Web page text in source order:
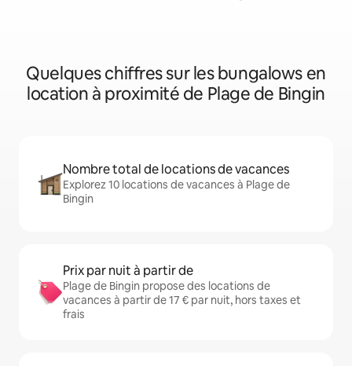
Quelques chiffres sur les bungalows en
location à proximité de Plage de Bingin
Nombre total de locations de vacances
Explorez 10 locations de vacances à Plage de
Bingin
Prix par nuit à partir de
Plage de Bingin propose des locations de
vacances à partir de 17 € par nuit, hors taxes et
frais